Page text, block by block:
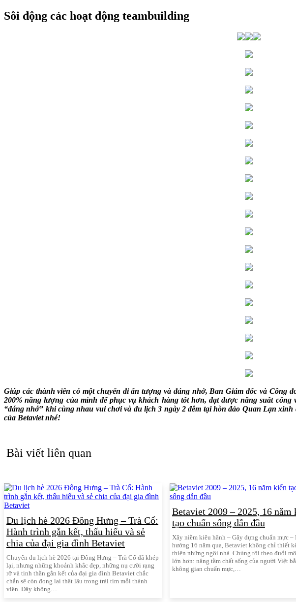
Sôi động các hoạt động teambuilding
Giúp các thành viên có một chuyến đi ấn tượng và đáng nhớ, Ban Giám đốc và Công
200% năng lượng của mình để phục vụ khách hàng tốt hơn, đạt được năng suất
“đáng nhớ” khi cùng nhau vui chơi và du lịch 3 ngày 2 đêm tại hòn đảo Quan Lạn
của Betaviet nhé!
Bài viết liên quan
Du lịch hè 2026 Đông Hưng – Trà Cổ:
Hành trình gắn kết, thấu hiểu và sẻ
chia của đại gia đình Betaviet
Chuyến du lịch hè 2026 tại Đông Hưng – Trà Cổ đã khép
lại, nhưng những khoảnh khắc đẹp, những nụ cười rạng
rỡ và tinh thần gắn kết của đại gia đình Betaviet chắc
chắn sẽ còn đọng lại thật lâu trong trái tim mỗi thành
viên. Đây không…
Betaviet 2009 – 2025, 16 năm
tạo chuẩn sống dẫn đầu
Xây niềm kiêu hãnh – Gây dựng chuẩn mực –
hướng 16 năm qua, Betaviet không chỉ thiết
thiện những ngôi nhà. Chúng tôi theo đuổi
lớn hơn: nâng tầm chất sống của người Việt
không gian chuẩn mực,…